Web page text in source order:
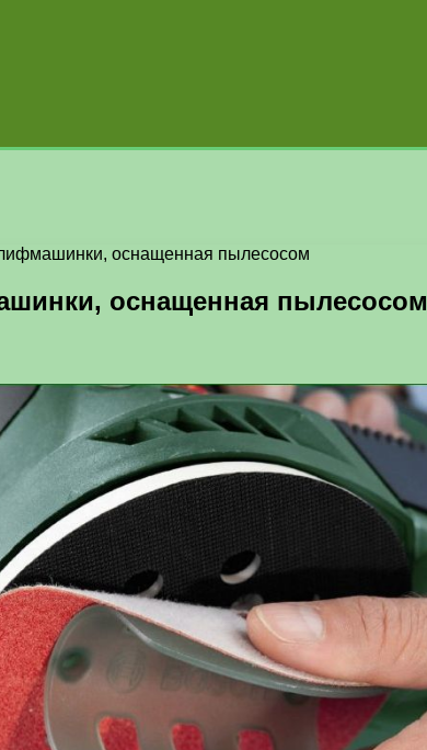
оснащенная пылесосом
оснащенная пылесосом